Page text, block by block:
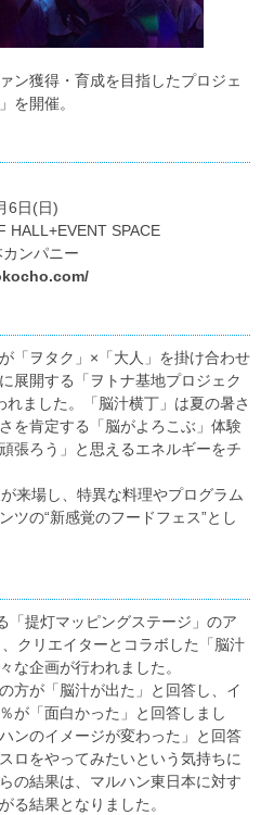
ン獲得・育成を目指したプロジェ
を開催。
6日(日)
HALL+EVENT SPACE
ンパニー
「ヲタク」×「大人」を掛け合わせ
展開する「ヲトナ基地プロジェク
れました。「脳汁横丁」は夏の暑さ
を肯定する「脳がよろこぶ」体験
張ろう」と思えるエネルギーをチ
来場し、特異な料理やプログラム
ツの“新感覚のフードフェス”とし
「提灯マッピングステージ」のア
クリエイターとコラボした「脳汁
な企画が行われました。
方が「脳汁が出た」と回答し、イ
が「面白かった」と回答しまし
ンのイメージが変わった」と回答
ロをやってみたいという気持ちに
の結果は、マルハン東日本に対す
る結果となりました。